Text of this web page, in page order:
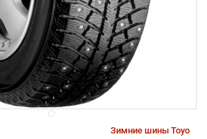
Зимние шины Toyo